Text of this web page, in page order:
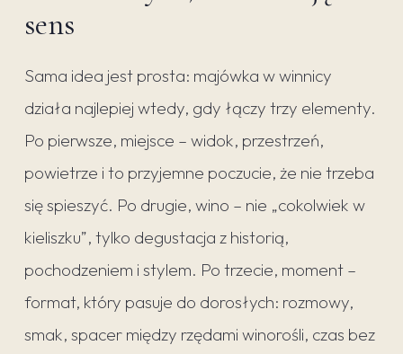
sens
Sama idea jest prosta: majówka w winnicy
działa najlepiej wtedy, gdy łączy trzy elementy.
Po pierwsze, miejsce – widok, przestrzeń,
powietrze i to przyjemne poczucie, że nie trzeba
się spieszyć. Po drugie, wino – nie „cokolwiek w
kieliszku”, tylko degustacja z historią,
pochodzeniem i stylem. Po trzecie, moment –
format, który pasuje do dorosłych: rozmowy,
smak, spacer między rzędami winorośli, czas bez